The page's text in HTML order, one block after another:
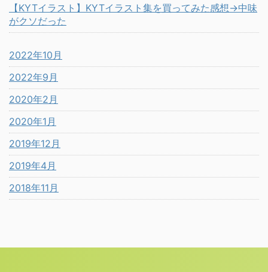
【KYTイラスト】KYTイラスト集を買ってみた感想→中味
がクソだった
2022年10月
2022年9月
2020年2月
2020年1月
2019年12月
2019年4月
2018年11月